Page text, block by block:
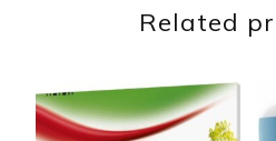
Related